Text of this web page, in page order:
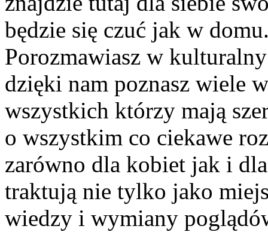
będzie się czuć jak w
Porozmawiasz w
dzięki nam poznasz wiele
wszystkich którzy mają
o wszystkim co ciekawe
zarówno dla kobiet jak i
traktują nie tylko jako
wiedzy i wymiany